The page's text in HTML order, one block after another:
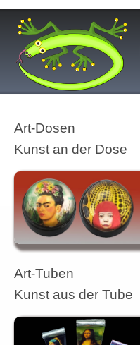
Art-Dosen
Kunst an der Dose
Art-Tuben
Kunst aus der Tube